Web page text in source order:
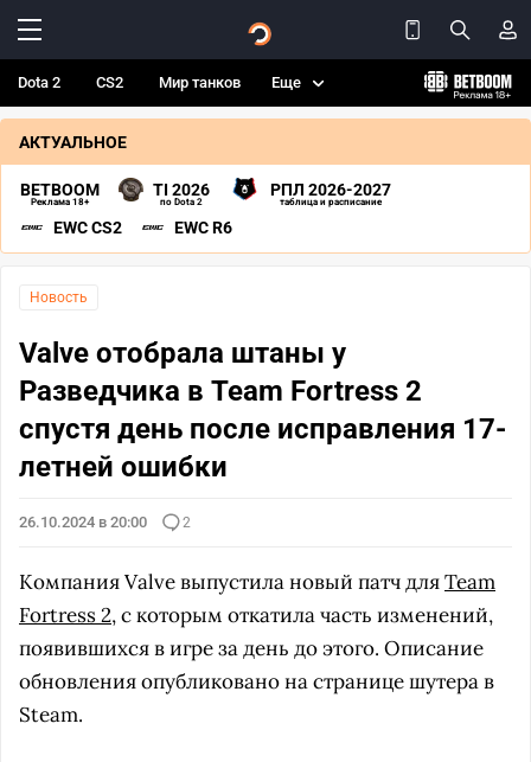
Dota 2 CS2 Мир танков Еще
АКТУАЛЬНОЕ
BETBOOM
Реклама 18+
TI 2026
по Dota 2
РПЛ 2026-2027
таблица и расписание
EWC CS2 EWC R6
Новость
Valve отобрала штаны у
Разведчика в Team Fortress 2
спустя день после исправления 17-
летней ошибки
26.10.2024 в 20:00 2
Компания Valve выпустила новый патч дляTeam
Fortress 2, с которым откатила часть изменений,
появившихся в игре за день до этого. Описание
обновления опубликовано на странице шутера в
Steam.